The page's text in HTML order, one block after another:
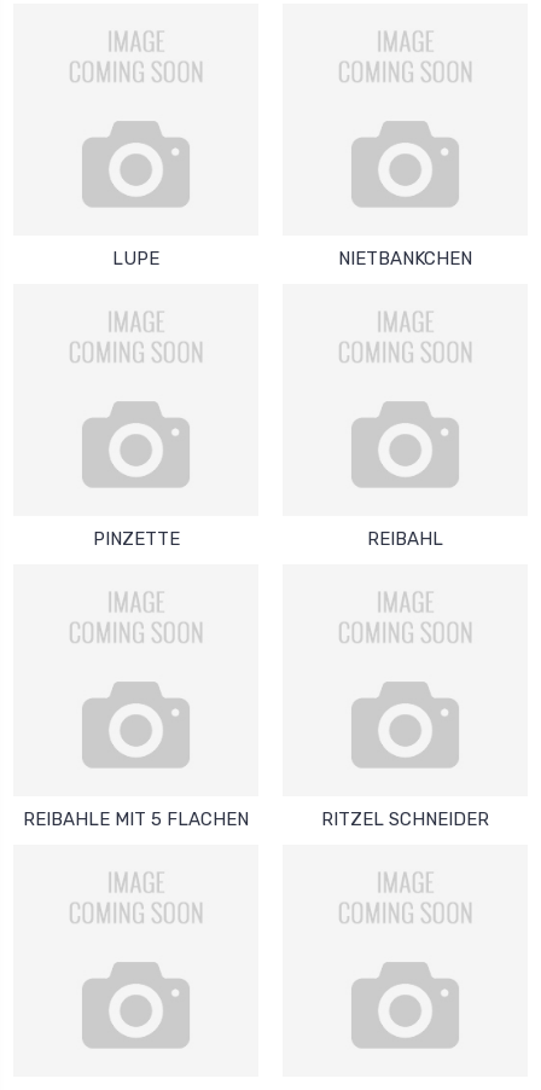
LUPE NIETBANKCHEN
PINZETTE REIBAHL
REIBAHLE MIT 5 FLACHEN RITZEL SCHNEIDER